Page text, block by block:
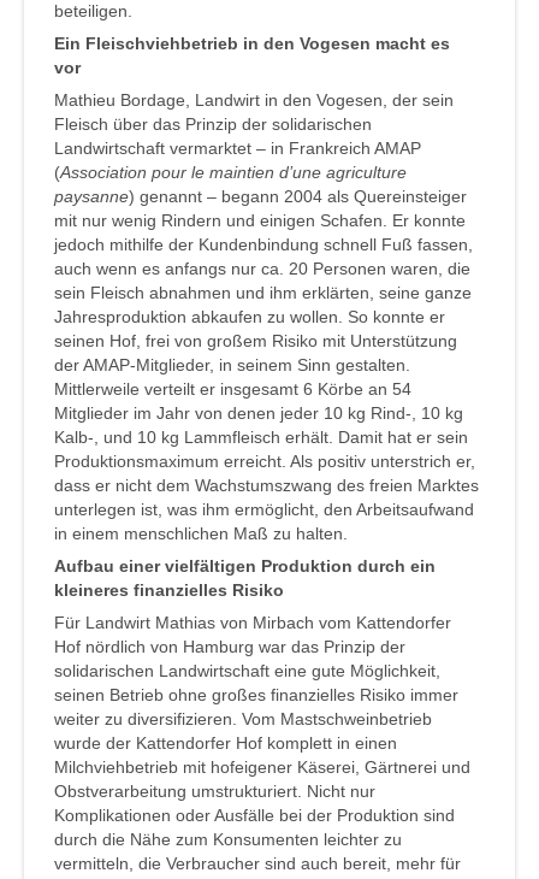
beteiligen.
Ein Fleischviehbetrieb in den Vogesen macht es
vor
Mathieu Bordage, Landwirt in den Vogesen, der sein
Fleisch über das Prinzip der solidarischen
Landwirtschaft vermarktet – in Frankreich AMAP
(Association pour le maintien d’une agriculture
paysanne) genannt – begann 2004 als Quereinsteiger
mit nur wenig Rindern und einigen Schafen. Er konnte
jedoch mithilfe der Kundenbindung schnell Fuß fassen,
auch wenn es anfangs nur ca. 20 Personen waren, die
sein Fleisch abnahmen und ihm erklärten, seine ganze
Jahresproduktion abkaufen zu wollen. So konnte er
seinen Hof, frei von großem Risiko mit Unterstützung
der AMAP-Mitglieder, in seinem Sinn gestalten.
Mittlerweile verteilt er insgesamt 6 Körbe an 54
Mitglieder im Jahr von denen jeder 10 kg Rind-, 10 kg
Kalb-, und 10 kg Lammfleisch erhält. Damit hat er sein
Produktionsmaximum erreicht. Als positiv unterstrich er,
dass er nicht dem Wachstumszwang des freien Marktes
unterlegen ist, was ihm ermöglicht, den Arbeitsaufwand
in einem menschlichen Maß zu halten.
Aufbau einer vielfältigen Produktion durch ein
kleineres finanzielles Risiko
Für Landwirt Mathias von Mirbach vom Kattendorfer
Hof nördlich von Hamburg war das Prinzip der
solidarischen Landwirtschaft eine gute Möglichkeit,
seinen Betrieb ohne großes finanzielles Risiko immer
weiter zu diversifizieren. Vom Mastschweinbetrieb
wurde der Kattendorfer Hof komplett in einen
Milchviehbetrieb mit hofeigener Käserei, Gärtnerei und
Obstverarbeitung umstrukturiert. Nicht nur
Komplikationen oder Ausfälle bei der Produktion sind
durch die Nähe zum Konsumenten leichter zu
vermitteln, die Verbraucher sind auch bereit, mehr für